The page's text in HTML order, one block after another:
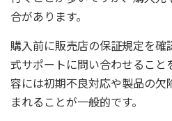
合があります。
購入前に販売店の保証規定を
式サポートに問い合わせること
容には初期不良対応や製品の
まれることが一般的です。